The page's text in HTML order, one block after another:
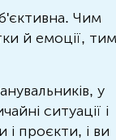
Чим
й емоції, тим
у
ситуації і
і проєкти, і ви